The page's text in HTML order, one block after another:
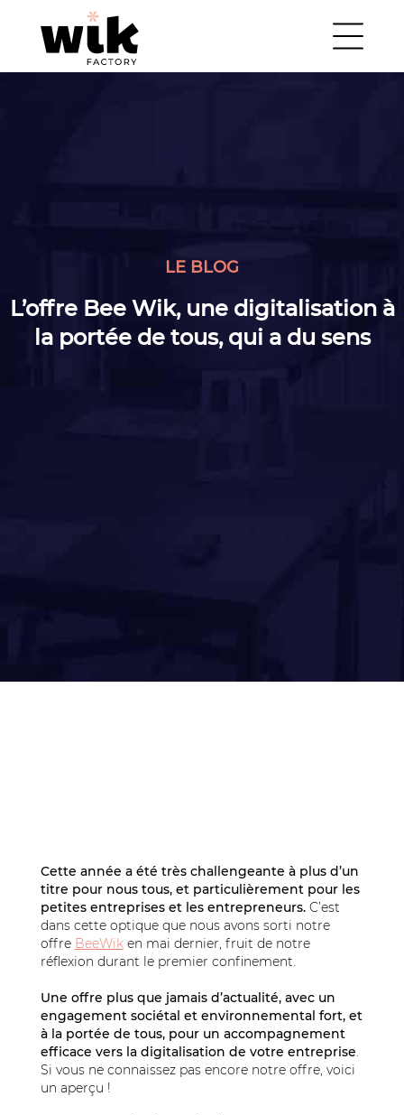
LE BLOG
L’offre Bee Wik, une digitalisation à
la portée de tous, qui a du sens
Cette année a été très challengeante à plus d’un
titre pour nous tous, et particulièrement pour les
petites entreprises et les entrepreneurs.C’est
dans cette optique que nous avons sorti notre
offre BeeWiken mai dernier, fruit de notre
réflexion durant le premier confinement.
Une offre plus que jamais d’actualité, avec un
engagement sociétal et environnemental fort, et
à la portée de tous, pour un accompagnement
efficace vers la digitalisation de votre entreprise.
Si vous ne connaissez pas encore notre offre, voici
un aperçu !